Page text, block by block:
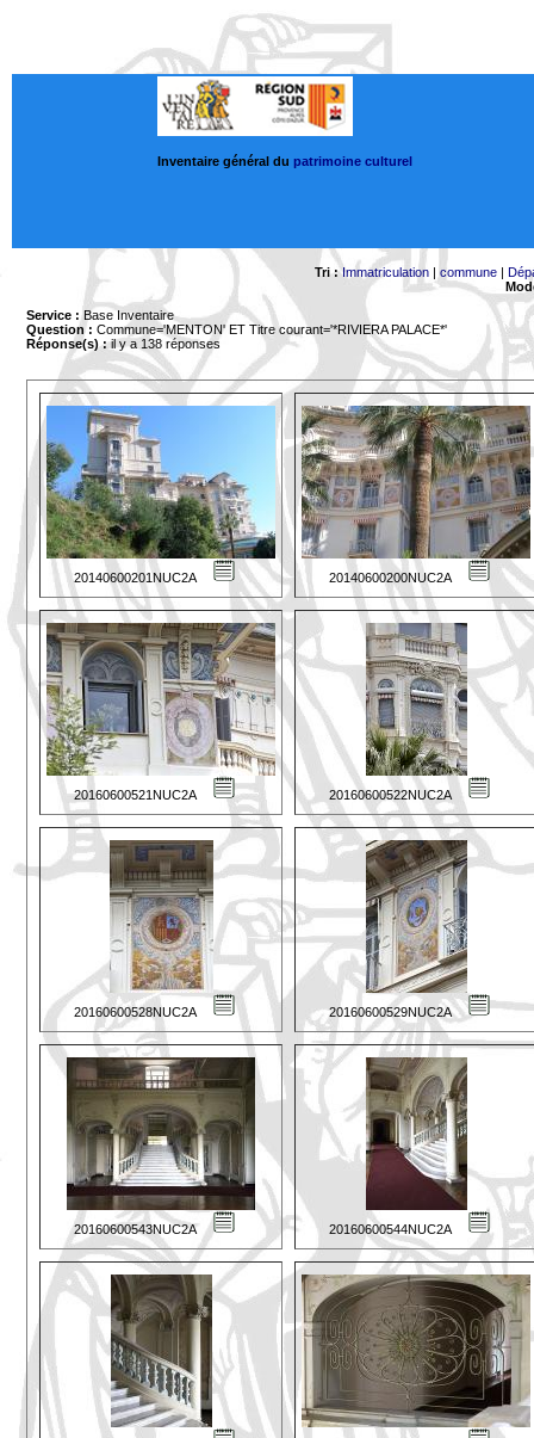
Inventaire général du patrimoine culturel
Tri : Immatriculation |commune |
Service : Base Inventaire
Question : Commune='MENTON' ET Titre courant='*RIVIERA PALACE*'
Réponse(s) :il y a 138 réponses
20140600201NUC2A 20140600200NUC2A
20160600521NUC2A 20160600522NUC2A
20160600528NUC2A 20160600529NUC2A
20160600543NUC2A 20160600544NUC2A